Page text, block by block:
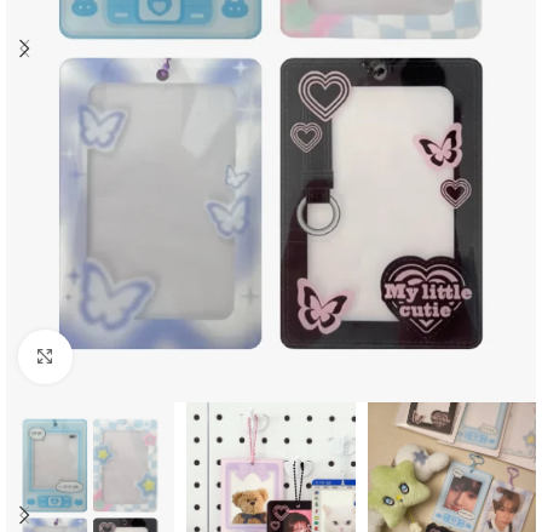
Click to enlarge